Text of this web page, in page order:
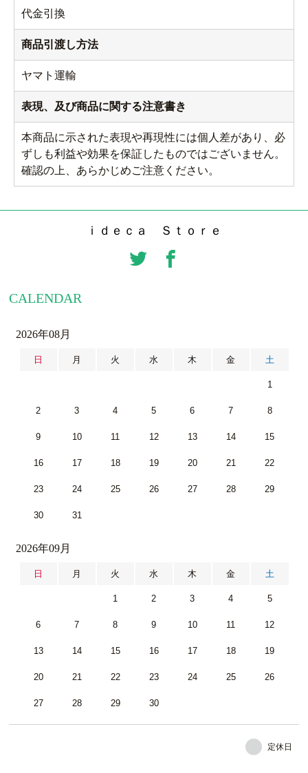
代金引換
商品引渡し方法
ヤマト運輸
表現、及び商品に関する注意書き
本商品に示された表現や再現性には個人差があり、必
ずしも利益や効果を保証したものではございません。
確認の上、あらかじめご注意ください。
ｉｄｅｃａ Ｓｔｏｒｅ
CALENDAR
2026年08月
日 月 火 水 木 金 土
1
2 3 4 5 6 7 8
9 10 11 12 13 14 15
16 17 18 19 20 21 22
23 24 25 26 27 28 29
30 31
2026年09月
日 月 火 水 木 金 土
1 2 3 4 5
6 7 8 9 10 11 12
13 14 15 16 17 18 19
20 21 22 23 24 25 26
27 28 29 30
定休日